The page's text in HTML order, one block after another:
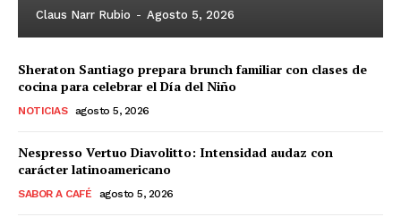
Claus Narr Rubio - Agosto 5, 2026
Sheraton Santiago prepara brunch familiar con clases de
cocina para celebrar el Día del Niño
NOTICIAS agosto 5, 2026
Nespresso Vertuo Diavolitto: Intensidad audaz con
carácter latinoamericano
SABOR A CAFÉ agosto 5, 2026